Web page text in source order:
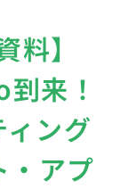
料】
来！
ング
・アプ